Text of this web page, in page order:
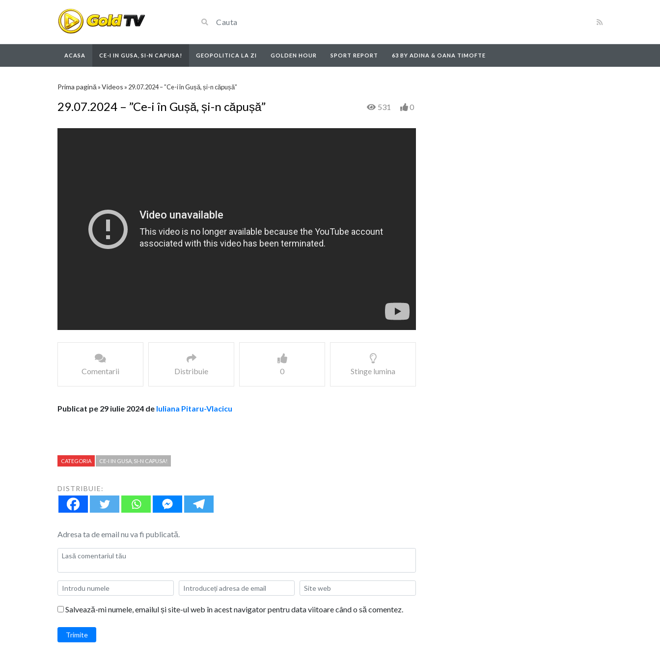
ACASA CE-I IN GUSA, SI-N CAPUSA! GEOPOLITICA LA ZI GOLDEN HOUR SPORT REPORT 63 BY ADINA & OANA TIMOFTE
Prima pagină »Videos » 29.07.2024 – ”Ce-i în Gușă, și-n căpușă”
29.07.2024 – ”Ce-i în Gușă, și-n căpușă” 531 0
Comentarii Distribuie 0 Stinge lumina
Publicat pe 29 iulie 2024 de Iuliana Pitaru-Vlacicu
CATEGORIA CE-I IN GUSA, SI-N CAPUSA!
DISTRIBUIE:
Adresa ta de email nu va fi publicată.
Salvează-mi numele, emailul și site-ul web în acest navigator pentru data viitoare când o să comentez.
Trimite